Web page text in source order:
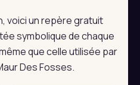
voici un repère gratuit
symbolique de chaque
que celle utilisée par
Des Fosses.